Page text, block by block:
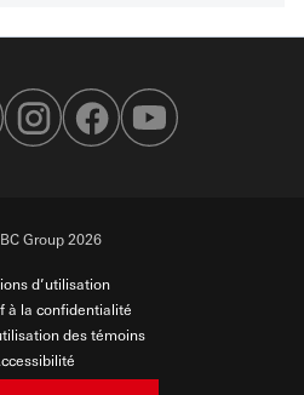
Group 2026
d’utilisation
à la confidentialité
des témoins
en ligne